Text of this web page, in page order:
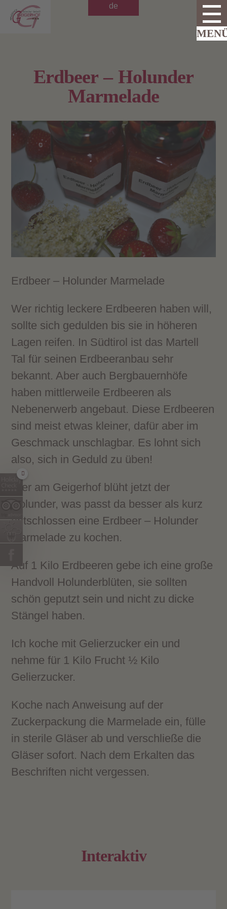
de
Erdbeer – Holunder
Marmelade
Erdbeer – Holunder Marmelade
Wer richtig leckere Erdbeeren haben will,
sollte sich gedulden bis sie in höheren
Lagen reifen. In Südtirol ist das Martell
Tal für seinen Erdbeeranbau sehr
bekannt. Aber auch Bergbauernhöfe
haben mittlerweile Erdbeeren als
Nebenerwerb angebaut. Diese Erdbeeren
sind meist etwas kleiner, dafür aber im
Geschmack unschlagbar. Es lohnt sich
also, sich in Geduld zu üben!
Hier am Geigerhof blüht jetzt der
Holunder, was passt da besser als kurz
entschlossen eine Erdbeer – Holunder
Marmelade zu kochen.
Auf 1 Kilo Erdbeeren gebe ich eine große
Handvoll Holunderblüten, sie sollten
schön geputzt sein und nicht zu dicke
Stängel haben.
Ich koche mit Gelierzucker ein und
nehme für 1 Kilo Frucht ½ Kilo
Gelierzucker.
Koche nach Anweisung auf der
Zuckerpackung die Marmelade ein, fülle
in sterile Gläser ab und verschließe die
Gläser sofort. Nach dem Erkalten das
Beschriften nicht vergessen.
Interaktiv